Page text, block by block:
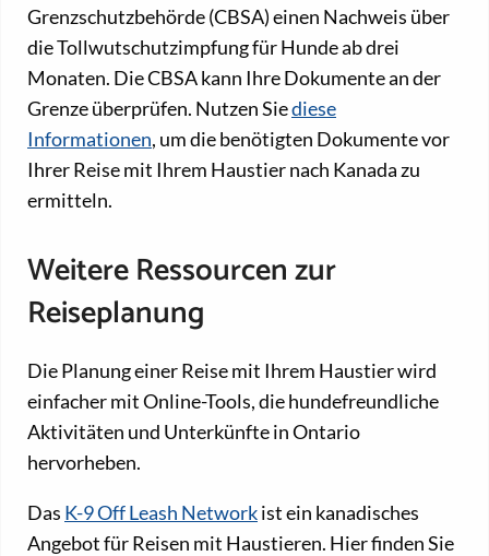
Grenzschutzbehörde (CBSA) einen Nachweis über
die Tollwutschutzimpfung für Hunde ab drei
Monaten. Die CBSA kann Ihre Dokumente an der
Grenze überprüfen. Nutzen Siediese
Informationen, um die benötigten Dokumente vor
Ihrer Reise mit Ihrem Haustier nach Kanada zu
ermitteln.
Weitere Ressourcen zur
Reiseplanung
Die Planung einer Reise mit Ihrem Haustier wird
einfacher mit Online-Tools, die hundefreundliche
Aktivitäten und Unterkünfte in Ontario
hervorheben.
Das K-9 Off Leash Networkist ein kanadisches
Angebot für Reisen mit Haustieren. Hier finden Sie